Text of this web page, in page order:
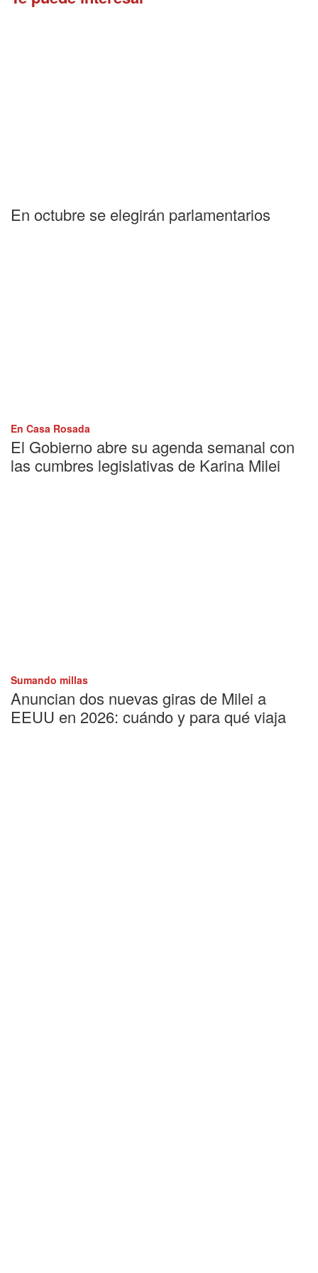
En octubre se elegirán parlamentarios
En Casa Rosada
El Gobierno abre su agenda semanal con
las cumbres legislativas de Karina Milei
Sumando millas
Anuncian dos nuevas giras de Milei a
EEUU en 2026: cuándo y para qué viaja